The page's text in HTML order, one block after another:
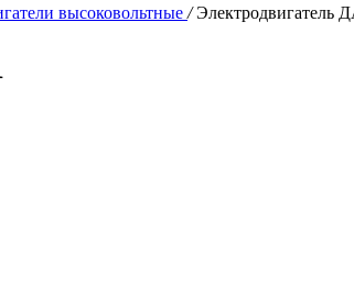
высоковольтные /